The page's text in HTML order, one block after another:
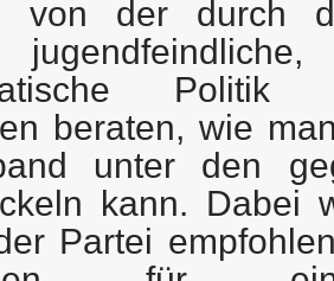
von der durch
beraten, wie
unter den
kann. Dabei
Partei